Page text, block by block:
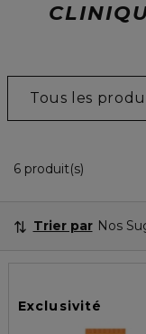
Tous les
6 produit(s)
Trier par Nos
Exclusivité